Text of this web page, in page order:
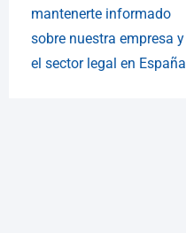
mantenerte informado
sobre nuestra empresa y
el sector legal en España